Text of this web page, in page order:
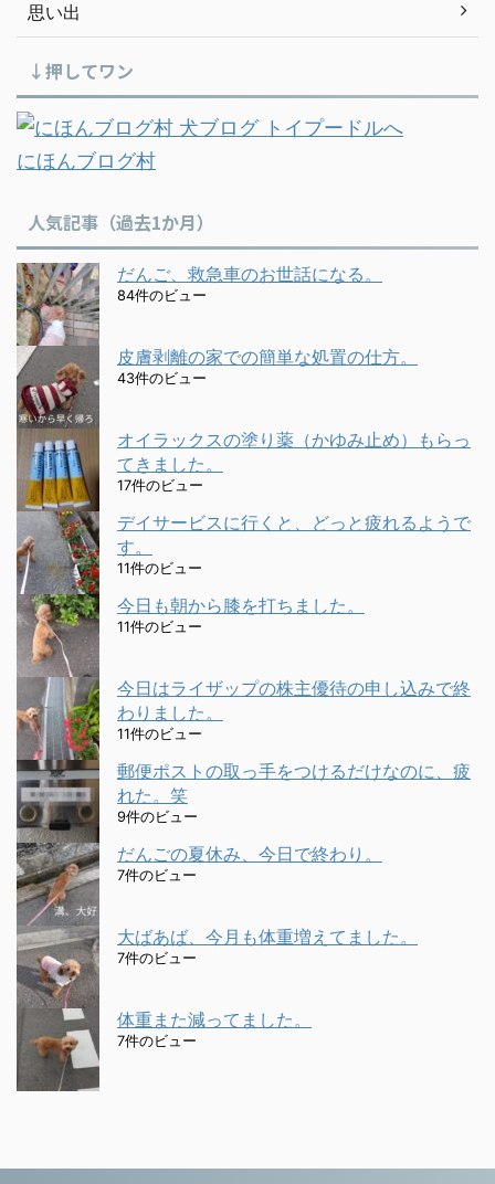
思い出
↓押してワン
にほんブログ村
人気記事（過去1か月）
だんご、救急車のお世話になる。
84件のビュー
皮膚剥離の家での簡単な処置の仕方。
43件のビュー
オイラックスの塗り薬（かゆみ止め）もらっ
てきました。
17件のビュー
デイサービスに行くと、どっと疲れるようで
す。
11件のビュー
今日も朝から膝を打ちました。
11件のビュー
今日はライザップの株主優待の申し込みで終
わりました。
11件のビュー
郵便ポストの取っ手をつけるだけなのに、疲
れた。笑
9件のビュー
だんごの夏休み、今日で終わり。
7件のビュー
大ばあば、今月も体重増えてました。
7件のビュー
体重また減ってました。
7件のビュー